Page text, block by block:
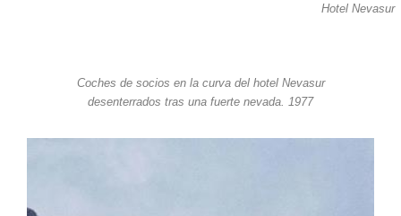
Hotel Nevasur
Coches de socios en la curva del hotel Nevasur
desenterrados tras una fuerte nevada. 1977